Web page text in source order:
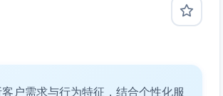
户需求与行为特征，结合个性化服